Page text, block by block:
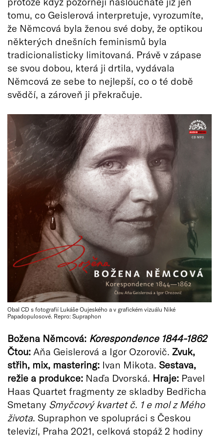
tomu, co Geislerová interpretuje, vyrozumíte,
že Němcová byla ženou své doby, že optikou
některých dnešních feminismů byla
tradicionalisticky limitovaná. Právě v zápase
se svou dobou, která ji drtila, vydávala
Němcová ze sebe to nejlepší, co o té době
svědčí, a zároveň ji překračuje.
Obal CD s fotografií Lukáše Oujeského a v grafickém vizuálu Niké
Papadopulosové. Repro: Supraphon
Božena Němcová: Korespondence 1844-1862
Čtou: Aňa Geislerová a Igor Ozorovič. Zvuk,
střih, mix, mastering: Ivan Mikota. Sestava,
režie a produkce: Naďa Dvorská. Hraje: Pavel
Haas Quartet fragmenty ze skladby Bedřicha
Smetany Smyčcový kvartet č. 1 e mol z Mého
života. Supraphon ve spolupráci s Českou
televizí, Praha 2021, celková stopáž 2 hodiny